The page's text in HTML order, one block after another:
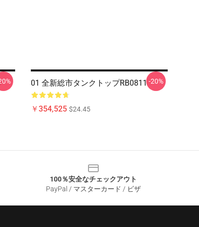
01 全新総市タンクトップRB0811
￥354,525 $24.45
-20%
100％安全なチェックアウト
PayPal / マスターカード / ビザ